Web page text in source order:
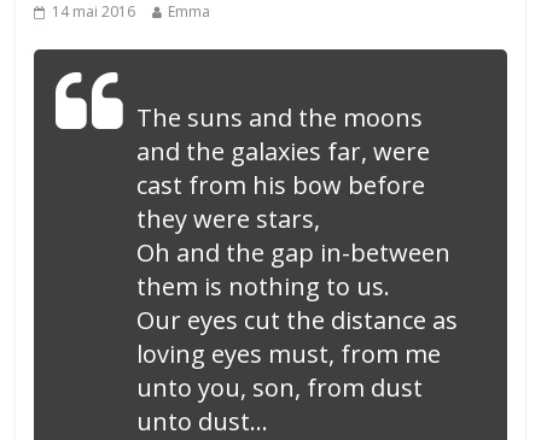
14 mai 2016 Emma
The suns and the moons
and the galaxies far, were
cast from his bow before
they were stars,
Oh and the gap in-between
them is nothing to us.
Our eyes cut the distance as
loving eyes must, from me
unto you, son, from dust
unto dust…